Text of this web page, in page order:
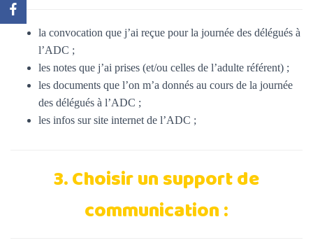
la convocation que j’ai reçue pour la journée des délégués à
l’ADC ;
les notes que j’ai prises (et/ou celles de l’adulte référent) ;
les documents que l’on m’a donnés au cours de la journée
des délégués à l’ADC ;
les infos sur site internet de l’ADC ;
3. Choisir un support de
communication :